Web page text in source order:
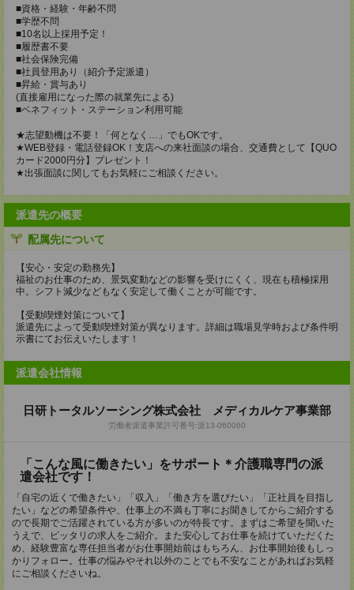
■資格・経験・年齢不問
■学歴不問
■10名以上採用予定！
■履歴書不要
■社会保険完備
■社員登用あり（紹介予定派遣）
■昇給・賞与あり
(直接雇用になった際の就業先による)
■ベネフィット・ステーション利用可能
★志望動機は不要！「何となく…」でもOKです。
★WEB登録・電話登録OK！支店への来社面談の場合、交通費として【QUO
カード2000円分】プレゼント！
★出張面談に関してもお気軽にご相談ください。
派遣先の概要
配属先について
【安心・安定の勤務先】
福祉のお仕事のため、景気変動などの影響を受けにくく、現在も積極採用
中。シフト減少などもなく安定して働くことが可能です。
【受動喫煙対策について】
派遣先によって受動喫煙対策が異なります。詳細は職場見学時および条件明
示書にてお伝えいたします！
派遣会社情報
日研トータルソーシング株式会社 メディカルケア事業部
労働者派遣事業許可番号:派13-060060
「こんな風に働きたい」をサポート＊介護職専門の派
遣会社です！
「自宅の近くで働きたい」「収入」「働き方を選びたい」「正社員を目指し
たい」などの希望条件や、仕事上の不満も丁寧にお聞きしてからご紹介する
ので長期でご活躍されている方が多いのが特長です。まずはご希望を聞いた
うえで、ピッタリの求人をご紹介。また安心してお仕事を続けていただくた
め、経験豊富な専任担当者がお仕事開始前はもちろん、お仕事開始後もしっ
かりフォロー。仕事の悩みやそれ以外のことでも不安なことがあればお気軽
にご相談くださいね。